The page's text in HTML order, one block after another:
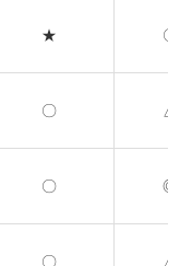
★ 〇
〇 △
〇 ◎
〇 △